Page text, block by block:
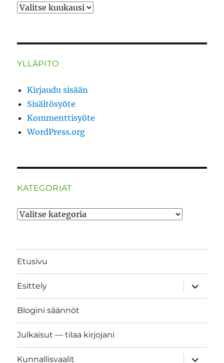
ARKISTO
YLLÄPITO
Kirjaudu sisään
Sisältösyöte
Kommenttisyöte
WordPress.org
KATEGORIAT
Kategoriat
Etusivu
Esittely
näytä
Blogini säännöt
Julkaisut — tilaa kirjojani
Kunnallisvaalit
näytä